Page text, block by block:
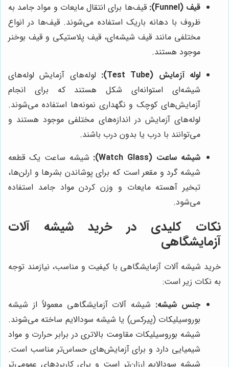
قیف (Funnel):
قیف‌ها برای انتقال مایعات و مواد جامد به
ظروف با دهانه باریک استفاده می‌شوند. قیف‌ها در انواع
مختلفی مانند قیف شیشه‌ای، قیف پلاستیکی و قیف بوخنر
موجود هستند.
لوله آزمایش (Test Tube):
لوله‌های آزمایش لوله‌های
شیشه‌ای استوانه‌ای شکل هستند که برای انجام
آزمایش‌های کوچک و نگهداری نمونه‌ها استفاده می‌شوند.
لوله‌های آزمایش در اندازه‌های مختلفی موجود هستند و
می‌توانند با درب یا بدون درب باشند.
شیشه ساعت (Watch Glass):
شیشه ساعت یک قطعه
شیشه گرد و مقعر است که برای پوشاندن بشرها و ارلن‌ها،
تبخیر آهسته مایعات و وزن کردن مواد جامد استفاده
می‌شود.
نکات کلیدی در خرید شیشه آلات
آزمایشگاهی
خرید شیشه آلات آزمایشگاهی با کیفیت و مناسب، نیازمند توجه
به نکات زیر است:
جنس شیشه: شیشه آلات آزمایشگاهی معمولاً از شیشه
بوروسیلیکات (پیرکس) یا شیشه سودالایم ساخته می‌شوند.
شیشه بوروسیلیکات مقاومت بالاتری در برابر حرارت و مواد
شیمیایی دارد و برای آزمایش‌های حساس‌تر مناسب است.
شیشه سودالایم ارزان‌تر است و برای کاربردهای عمومی‌تر